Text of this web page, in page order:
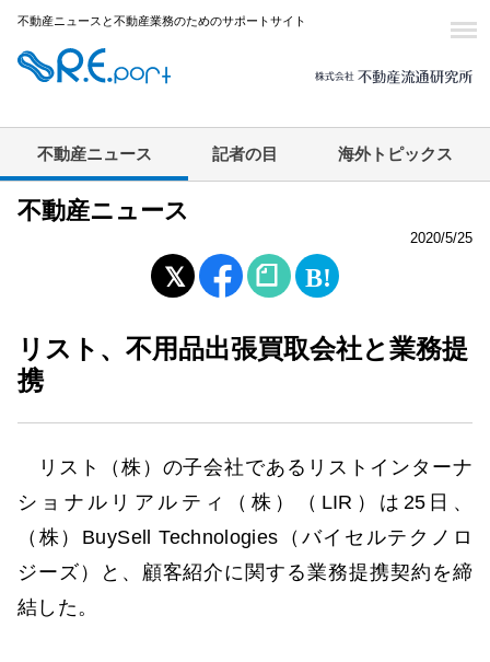
不動産ニュースと不動産業務のためのサポートサイト
不動産ニュース 記者の目 海外トピックス
不動産ニュース
2020/5/25
リスト、不用品出張買取会社と業務提
携
リスト（株）の子会社であるリストインターナ
ショナルリアルティ（株）（LIR）は25日、
（株）BuySell Technologies（バイセルテクノロ
ジーズ）と、顧客紹介に関する業務提携契約を締
結した。